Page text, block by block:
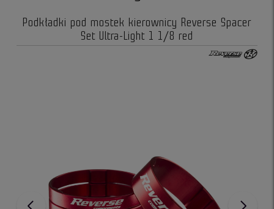
Podkładki pod mostek kierownicy Reverse Spacer
Set Ultra-Light 1 1/8 red